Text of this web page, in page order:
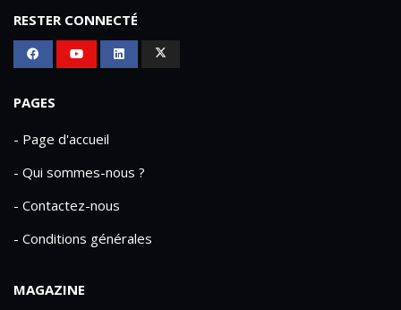
RESTER CONNECTÉ
PAGES
- Page d'accueil
- Qui sommes-nous ?
- Contactez-nous
- Conditions générales
MAGAZINE